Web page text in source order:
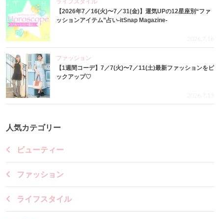
ライフスタイル
【2026年7／16(火)〜7／31(金)】運気UPの12星座別“ファ
ッションアイテム”占い-itSnap Magazine-
2026.7.16
ファッション
【1週間コーデ】7／7(火)〜7／11(土)最新ファッションをピ
ックアップ♡
2026.7.15
人気カテゴリー
ビューティー
ファッション
ライフスタイル